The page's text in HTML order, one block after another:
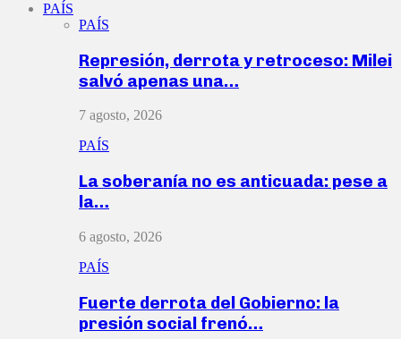
PAÍS
PAÍS
Represión, derrota y retroceso: Milei
salvó apenas una…
7 agosto, 2026
PAÍS
La soberanía no es anticuada: pese a
la…
6 agosto, 2026
PAÍS
Fuerte derrota del Gobierno: la
presión social frenó…